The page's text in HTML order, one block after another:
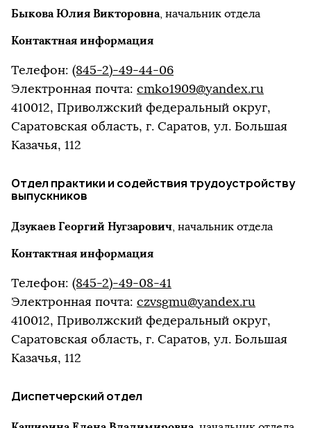
Быкова Юлия Викторовна, начальник отдела
Контактная информация
Телефон: (845-2)-49-44-06
Электронная почта: cmko1909@yandex.ru
410012, Приволжский федеральный округ,
Саратовская область, г. Саратов, ул. Большая
Казачья, 112
Отдел практики и содействия трудоустройству
выпускников
Дзукаев Георгий Нугзарович, начальник отдела
Контактная информация
Телефон: (845-2)-49-08-41
Электронная почта: czvsgmu@yandex.ru
410012, Приволжский федеральный округ,
Саратовская область, г. Саратов, ул. Большая
Казачья, 112
Диспетчерский отдел